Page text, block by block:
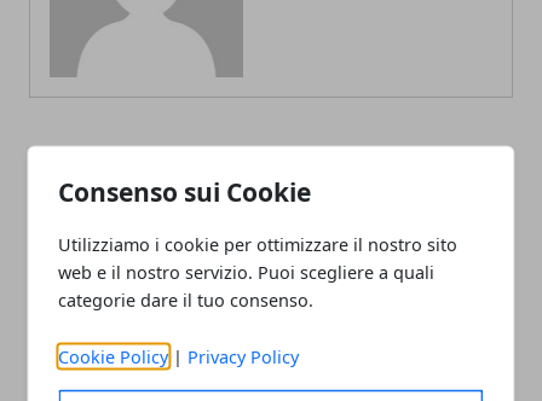
Consenso sui Cookie
Utilizziamo i cookie per ottimizzare il nostro sito
web e il nostro servizio. Puoi scegliere a quali
categorie dare il tuo consenso.
Cookie Policy | Privacy Policy